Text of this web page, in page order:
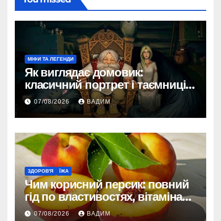
МІФИ ТА ЛЕГЕНДИ
Як виглядає домовик:
класичний портрет і таємниці
зовнішності
07/08/2026 ВАДИМ
ЗДОРОВ'Я ЇЖА
Чим корисний персик: повний
гід по властивостях, вітамінах і
впливі на організм
07/08/2026 ВАДИМ